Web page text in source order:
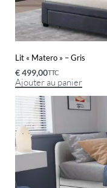
Lit « Matero » – Gris
€499,00TTC
Ajouter au panier